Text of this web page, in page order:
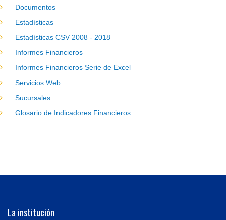
Documentos
Estadísticas
Estadísticas CSV 2008 - 2018
Informes Financieros
Informes Financieros Serie de Excel
Servicios Web
Sucursales
Glosario de Indicadores Financieros
La institución